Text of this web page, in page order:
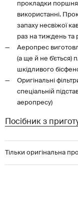
прокладки
використанні.
запаху несвіжої
раз на тиждень та
Аеропрес
(а ще й не б'ється)
шкідливого
Оригінальні
спеціальній
аеропресу)
Посібник з
Тільки оригінальна